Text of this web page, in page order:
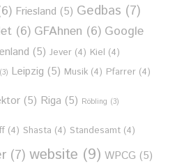
Friesland (5) Gedbas (7)
(6) GFAhnen (6) Google
(5) Jever (4) Kiel (4)
(3) Leipzig (5) Musik (4) Pfarrer (4)
(5) Riga (5) Röbling (3)
(4) Shasta (4) Standesamt (4)
(7) website (9) WPCG (5)